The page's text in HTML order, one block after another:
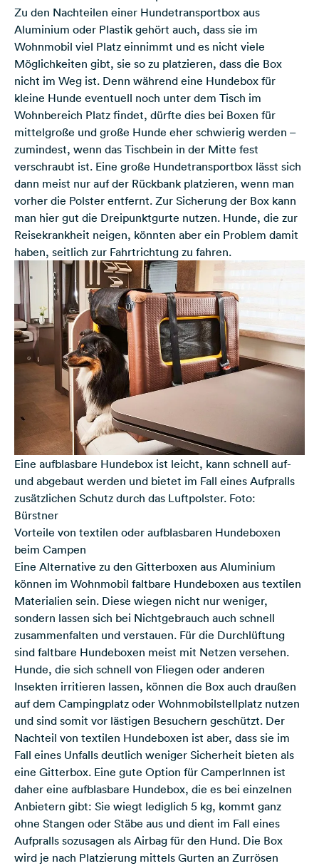
Zu den Nachteilen einer Hundetransportbox aus
Aluminium oder Plastik gehört auch, dass sie im
Wohnmobil viel Platz einnimmt und es nicht viele
Möglichkeiten gibt, sie so zu platzieren, dass die Box
nicht im Weg ist. Denn während eine Hundebox für
kleine Hunde eventuell noch unter dem Tisch im
Wohnbereich Platz findet, dürfte dies bei Boxen für
mittelgroße und große Hunde eher schwierig werden –
zumindest, wenn das Tischbein in der Mitte fest
verschraubt ist. Eine große Hundetransportbox lässt sich
dann meist nur auf der Rückbank platzieren, wenn man
vorher die Polster entfernt. Zur Sicherung der Box kann
man hier gut die Dreipunktgurte nutzen. Hunde, die zur
Reisekrankheit neigen, könnten aber ein Problem damit
haben, seitlich zur Fahrtrichtung zu fahren.
Eine aufblasbare Hundebox ist leicht, kann schnell auf-
und abgebaut werden und bietet im Fall eines Aufpralls
zusätzlichen Schutz durch das Luftpolster. Foto:
Bürstner
Vorteile von textilen oder aufblasbaren Hundeboxen
beim Campen
Eine Alternative zu den Gitterboxen aus Aluminium
können im Wohnmobil faltbare Hundeboxen aus textilen
Materialien sein. Diese wiegen nicht nur weniger,
sondern lassen sich bei Nichtgebrauch auch schnell
zusammenfalten und verstauen. Für die Durchlüftung
sind faltbare Hundeboxen meist mit Netzen versehen.
Hunde, die sich schnell von Fliegen oder anderen
Insekten irritieren lassen, können die Box auch draußen
auf dem Campingplatz oder Wohnmobilstellplatz nutzen
und sind somit vor lästigen Besuchern geschützt. Der
Nachteil von textilen Hundeboxen ist aber, dass sie im
Fall eines Unfalls deutlich weniger Sicherheit bieten als
eine Gitterbox. Eine gute Option für CamperInnen ist
daher eine aufblasbare Hundebox, die es bei einzelnen
Anbietern gibt: Sie wiegt lediglich 5 kg, kommt ganz
ohne Stangen oder Stäbe aus und dient im Fall eines
Aufpralls sozusagen als Airbag für den Hund. Die Box
wird je nach Platzierung mittels Gurten an Zurrösen